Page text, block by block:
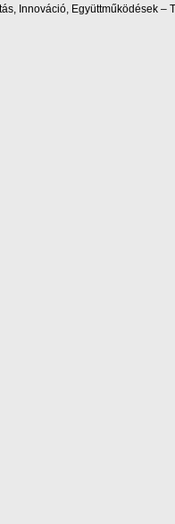
Innováció, Együttműködések